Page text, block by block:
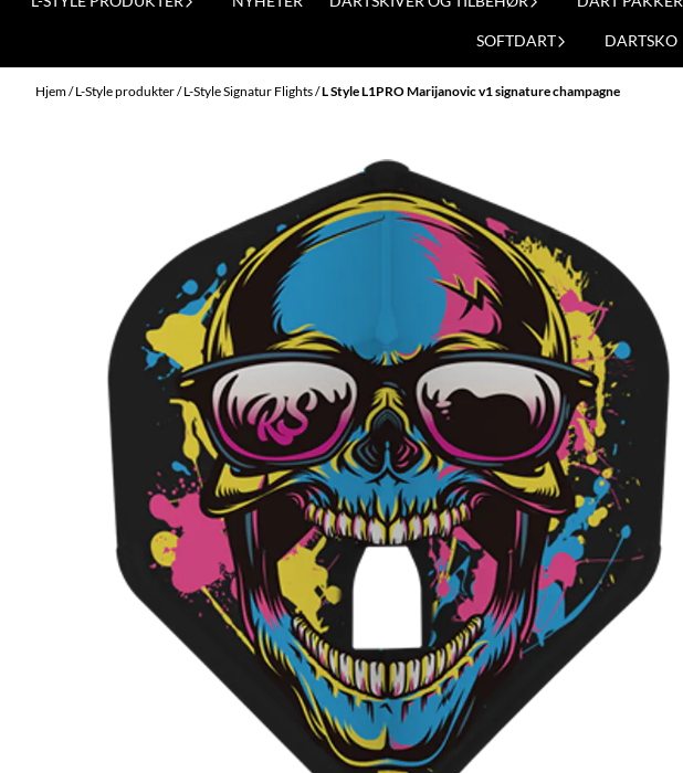
SOFTDART DARTSKO
Hjem/L-Style produkter/L-Style Signatur Flights/L Style L1PRO Marijanovic v1 signature champagne